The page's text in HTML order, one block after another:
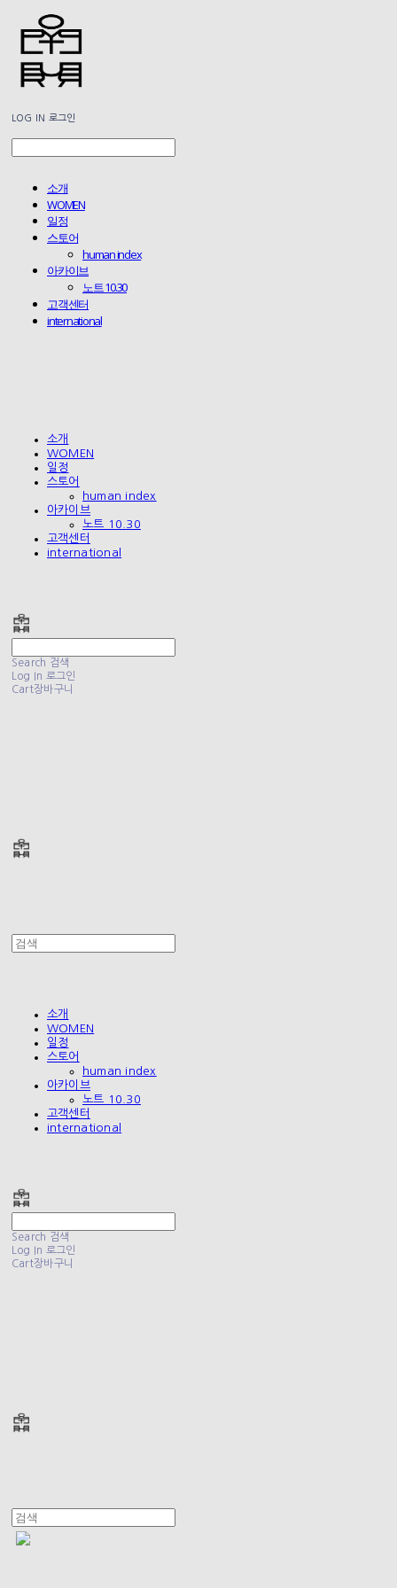
LOG IN 로그인
소개
WOMEN
일정
스토어
human index
아카이브
노트 10.30
고객센터
international
소개
WOMEN
일정
스토어
human index
아카이브
노트 10.30
고객센터
international
Search 검색
Log In 로그인
Cart장바구니
소개
WOMEN
일정
스토어
human index
아카이브
노트 10.30
고객센터
international
Search 검색
Log In 로그인
Cart장바구니